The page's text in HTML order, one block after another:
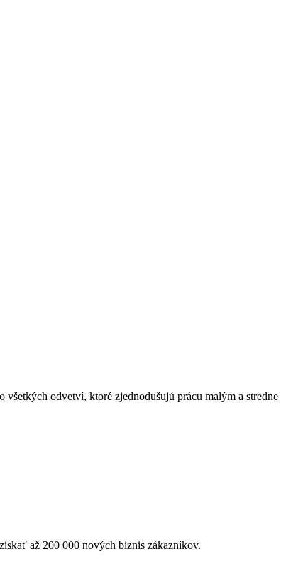
odvetví, ktoré zjednodušujú prácu malým a stredne
až 200 000 nových biznis zákazníkov.